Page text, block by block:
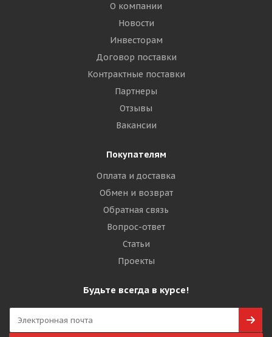
О компании
Новости
Инвесторам
Договор поставки
Контрактные поставки
Партнеры
Отзывы
Вакансии
Покупателям
Оплата и доставка
Обмен и возврат
Обратная связь
Вопрос-ответ
Статьи
Проекты
Будьте всегда в курсе!